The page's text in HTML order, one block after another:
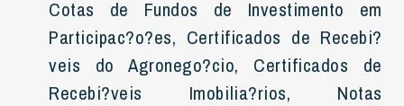
Cotas de Fundos de Investimento em
Participac?o?es, Certificados de Recebi?
veis do Agronego?cio, Certificados de
Recebi?veis Imobilia?rios, Notas